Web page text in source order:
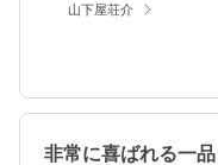
山下屋荘介
非常に喜ばれる一品